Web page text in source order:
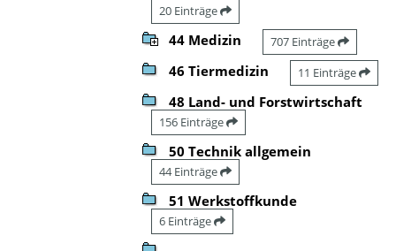
20 Einträge
44 Medizin 707 Einträge
46 Tiermedizin 11 Einträge
48 Land- und Forstwirtschaft
156 Einträge
50 Technik allgemein
44 Einträge
51 Werkstoffkunde
6 Einträge